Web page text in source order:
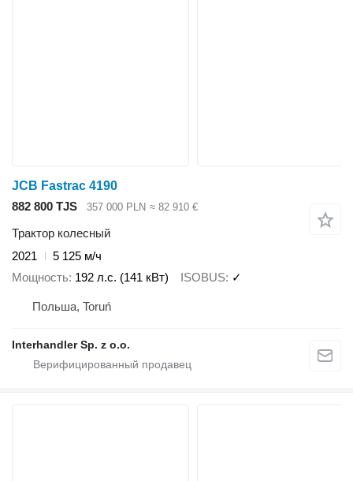
JCB Fastrac 4190
882 800 TJS
357 000 PLN ≈ 82 910 €
Трактор колесный
2021
5 125 м/ч
Мощность 192 л.с. (141 кВт) ISOBUS ✓
Польша, Toruń
Interhandler Sp. z o.o.